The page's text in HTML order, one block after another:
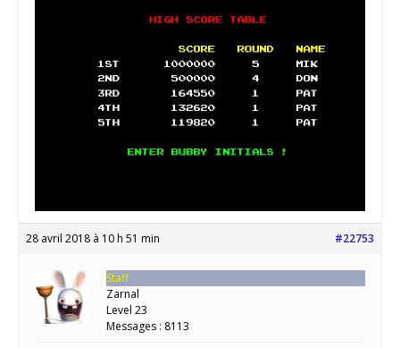
28 avril 2018 à 10 h 51 min #22753
Staff
Zarnal
Level 23
Messages : 8113